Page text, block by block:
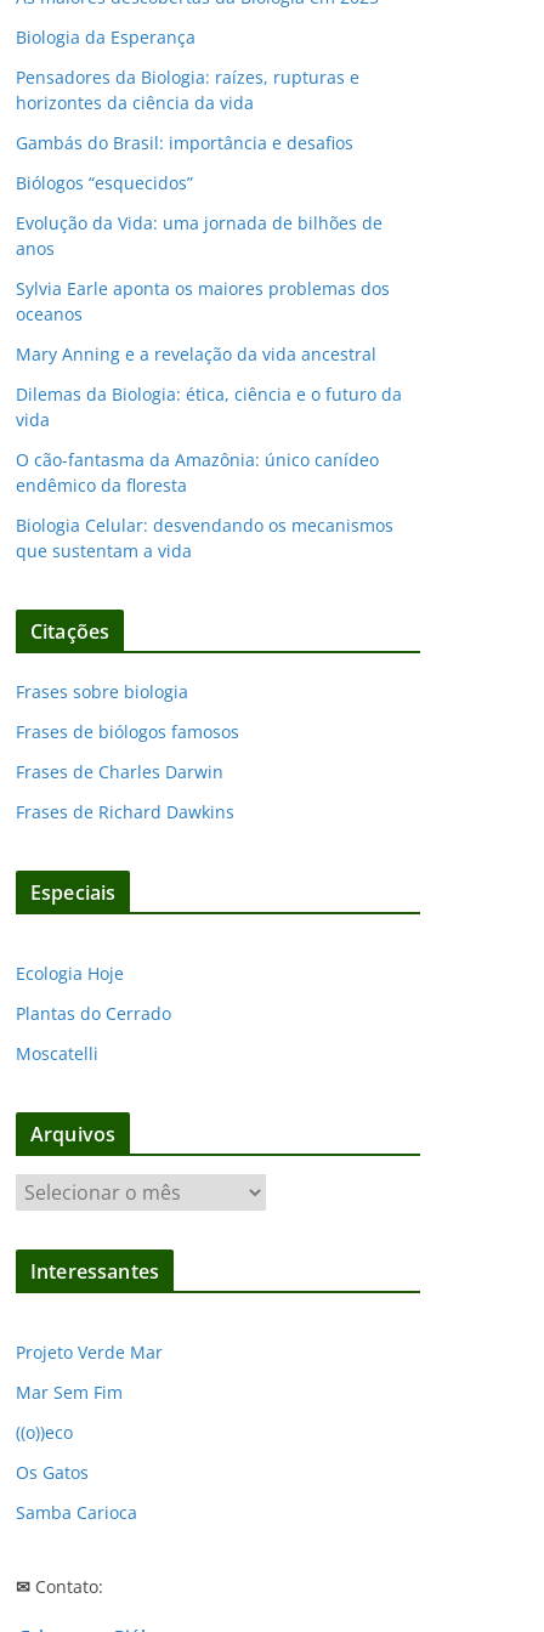
Biologia da Esperança
Pensadores da Biologia: raízes, rupturas e
horizontes da ciência da vida
Gambás do Brasil: importância e desafios
Biólogos “esquecidos”
Evolução da Vida: uma jornada de bilhões de
anos
Sylvia Earle aponta os maiores problemas dos
oceanos
Mary Anning e a revelação da vida ancestral
Dilemas da Biologia: ética, ciência e o futuro da
vida
O cão-fantasma da Amazônia: único canídeo
endêmico da floresta
Biologia Celular: desvendando os mecanismos
que sustentam a vida
Citações
Frases sobre biologia
Frases de biólogos famosos
Frases de Charles Darwin
Frases de Richard Dawkins
Especiais
Ecologia Hoje
Plantas do Cerrado
Moscatelli
Arquivos
r
q
s
Interessantes
Projeto Verde Mar
Mar Sem Fim
((o))eco
Os Gatos
Samba Carioca
✉ Contato: